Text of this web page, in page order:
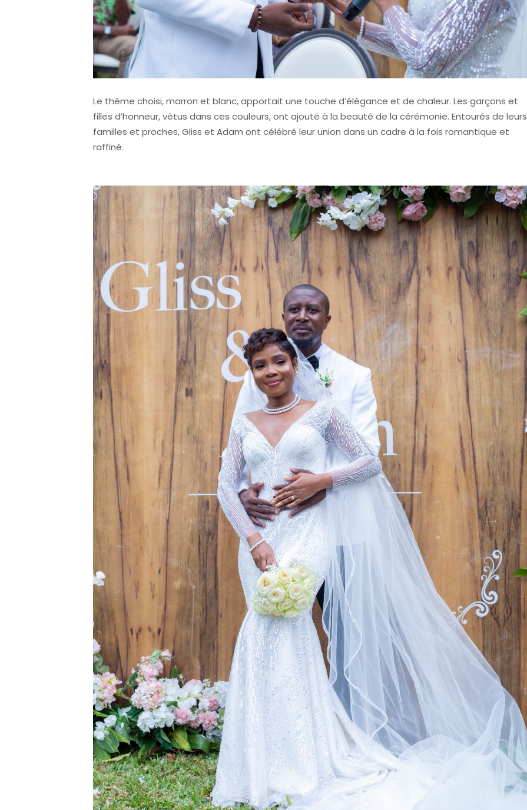
Le thème choisi, marron et blanc, apportait une touche d’élégance et de chaleur. Les garçons et
filles d’honneur, vêtus dans ces couleurs, ont ajouté à la beauté de la cérémonie. Entourés de leurs
familles et proches, Gliss et Adam ont célébré leur union dans un cadre à la fois romantique et
raffiné.